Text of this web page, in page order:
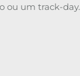
ou um track-day.